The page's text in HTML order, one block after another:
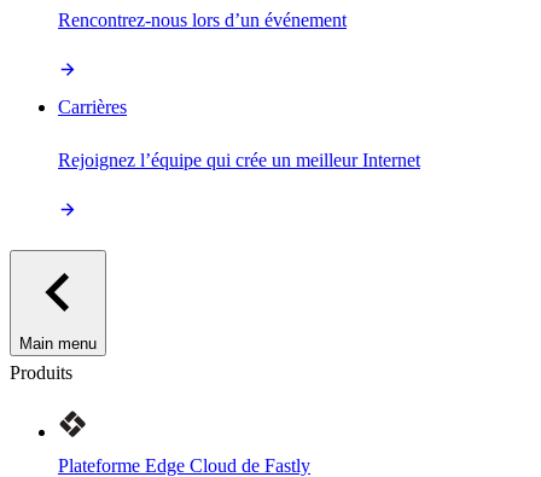
Rencontrez-nous lors d’un événement
Carrières
Rejoignez l’équipe qui crée un meilleur Internet
Main menu
Produits
Plateforme Edge Cloud de Fastly